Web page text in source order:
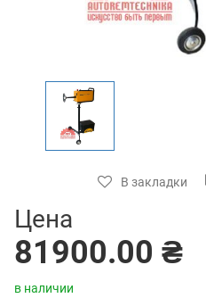
В закладки
Цена
81900.00 ₴
в наличии